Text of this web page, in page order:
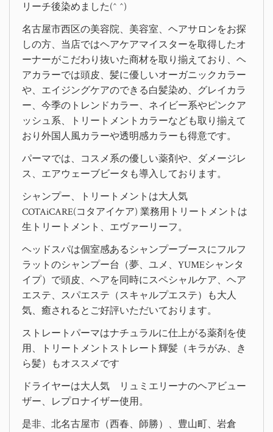
リーチ後染めました(^ ^)
名古屋市西区の美容院、美容室、ヘアサロンをお探
しの方、当店ではヘアケアマイスターを取得したオ
ーナーがこだわり抜いた商材を取り揃えており、ヘ
アカラーでは頭皮、髪に優しいオーガニックカラー
や、エイジングケアのできる白髪染め、グレイカラ
ー、今季のトレンドカラー、ネイビー系やピンクア
ッシュ系、トリートメントカラーなども取り揃えて
おり外国人風カラーや透明感カラーも得意です。
パーマでは、コスメ系の優しい薬剤や、ダメージレ
ス、エアウェーブビータも導入しております。
シャンプー、トリートメントは大人気
COTAiCARE(コタアイケア) 業務用トリートメントは
生トリートメント、エヴァーリーフ。
ヘッドスパは個室感あるシャンプーブースにフルフ
ラットのシャンプー台（夢、ユメ、YUMEシャンタ
イプ）で頭皮、ヘアを同時にスペシャルケア、ヘア
エステ、スパエステ（スキャルプエステ）も大人
気、癒されるとご好評いただいております。
ストレートパーマはナチュラルに仕上がる薬剤を使
用、トリートメントストレート輝髪（キラがみ、き
ら髪）もオススメです
ドライヤーは大人気 リュミエリーナのヘアビュー
ザー、レプロナイザー使用。
是非、北名古屋市（西春、師勝）、豊山町、岩倉